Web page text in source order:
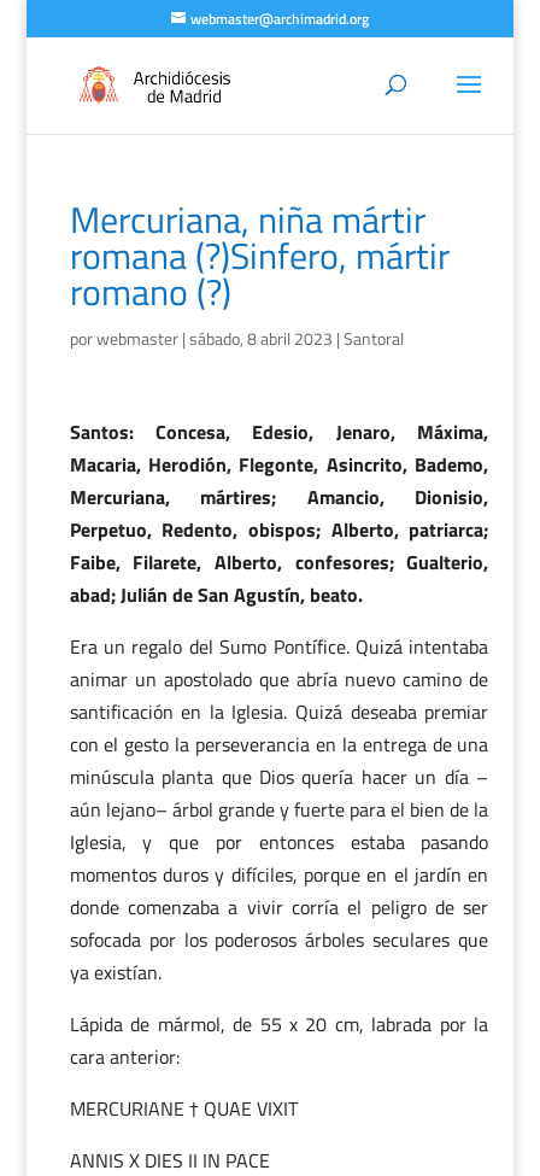
webmaster@archimadrid.org
Mercuriana, niña mártir
romana (?)Sinfero, mártir
romano (?)
porwebmaster|sábado, 8 abril 2023 |Santoral
Santos: Concesa, Edesio, Jenaro, Máxima,
Macaria, Herodión, Flegonte, Asincrito, Bademo,
Mercuriana, mártires; Amancio, Dionisio,
Perpetuo, Redento, obispos; Alberto, patriarca;
Faibe, Filarete, Alberto, confesores; Gualterio,
abad; Julián de San Agustín, beato.
Era un regalo del Sumo Pontífice. Quizá intentaba
animar un apostolado que abría nuevo camino de
santificación en la Iglesia. Quizá deseaba premiar
con el gesto la perseverancia en la entrega de una
minúscula planta que Dios quería hacer un día –
aún lejano– árbol grande y fuerte para el bien de la
Iglesia, y que por entonces estaba pasando
momentos duros y difíciles, porque en el jardín en
donde comenzaba a vivir corría el peligro de ser
sofocada por los poderosos árboles seculares que
ya existían.
Lápida de mármol, de 55 x 20 cm, labrada por la
cara anterior:
MERCURIANE † QUAE VIXIT
ANNIS X DIES II IN PACE